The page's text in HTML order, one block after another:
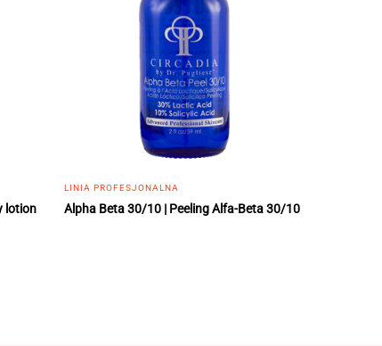
lotion
LINIA PROFESJONALNA
Alpha Beta 30/10 | Peeling Alfa-Beta 30/10